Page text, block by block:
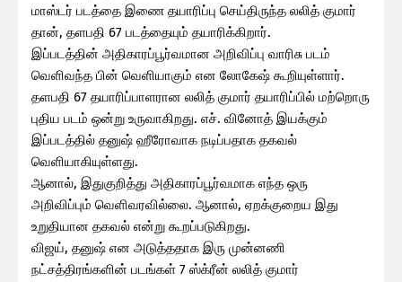
மாஸ்டர் படத்தை இணை தயாரிப்பு செய்திருந்த லலித் குமார்
தான், தளபதி 67 படத்தையும் தயாரிக்கிறார்.
இப்படத்தின் அதிகாரப்பூர்வமான அறிவிப்பு வாரிசு படம்
வெளிவந்த பின் வெளியாகும் என லோகேஷ் கூறியுள்ளார்.
தளபதி 67 தயாரிப்பாளரான லலித் குமார் தயாரிப்பில் மற்றொரு
புதிய படம் ஒன்று உருவாகிறது. எச். வினோத் இயக்கும்
இப்படத்தில் தனுஷ் ஹீரோவாக நடிப்பதாக தகவல்
வெளியாகியுள்ளது.
ஆனால், இதுகுறித்து அதிகாரப்பூர்வமாக எந்த ஒரு
அறிவிப்பும் வெளிவரவில்லை. ஆனால், ஏறக்குறைய இது
உறுதியான தகவல் என்று கூறப்படுகிறது.
விஜய், தனுஷ் என அடுத்ததாக இரு முன்னணி
நட்சத்திரங்களின் படங்கள் 7 ஸ்க்ரீன் லலித் குமார்